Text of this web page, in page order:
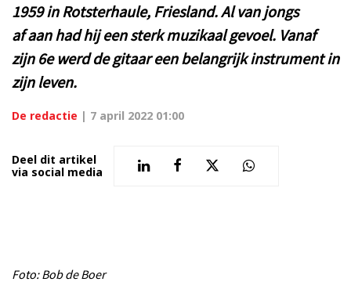
1959 in Rotsterhaule, Friesland. Al van jongs
af aan had hij een sterk muzikaal gevoel. Vanaf
zijn 6e werd de gitaar een belangrijk instrument in
zijn leven.
De redactie | 7 april 2022 01:00
Deel dit artikel
via social media
Foto: Bob de Boer